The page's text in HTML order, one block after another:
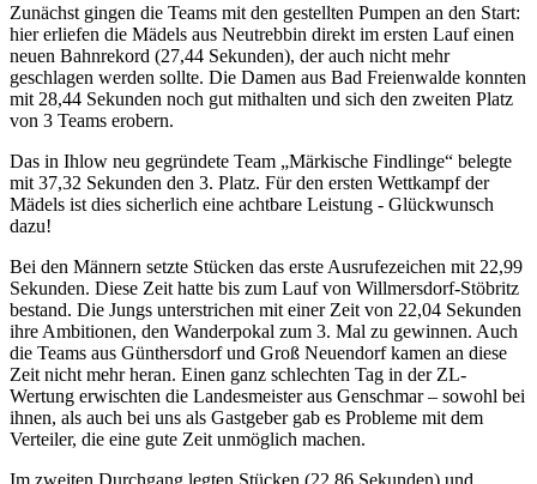
Zunächst gingen die Teams mit den gestellten Pumpen an den Start:
hier erliefen die Mädels aus Neutrebbin direkt im ersten Lauf einen
neuen Bahnrekord (27,44 Sekunden), der auch nicht mehr
geschlagen werden sollte. Die Damen aus Bad Freienwalde konnten
mit 28,44 Sekunden noch gut mithalten und sich den zweiten Platz
von 3 Teams erobern.
Das in Ihlow neu gegründete Team „Märkische Findlinge“ belegte
mit 37,32 Sekunden den 3. Platz. Für den ersten Wettkampf der
Mädels ist dies sicherlich eine achtbare Leistung - Glückwunsch
dazu!
Bei den Männern setzte Stücken das erste Ausrufezeichen mit 22,99
Sekunden. Diese Zeit hatte bis zum Lauf von Willmersdorf-Stöbritz
bestand. Die Jungs unterstrichen mit einer Zeit von 22,04 Sekunden
ihre Ambitionen, den Wanderpokal zum 3. Mal zu gewinnen. Auch
die Teams aus Günthersdorf und Groß Neuendorf kamen an diese
Zeit nicht mehr heran. Einen ganz schlechten Tag in der ZL-
Wertung erwischten die Landesmeister aus Genschmar – sowohl bei
ihnen, als auch bei uns als Gastgeber gab es Probleme mit dem
Verteiler, die eine gute Zeit unmöglich machen.
Im zweiten Durchgang legten Stücken (22,86 Sekunden) und